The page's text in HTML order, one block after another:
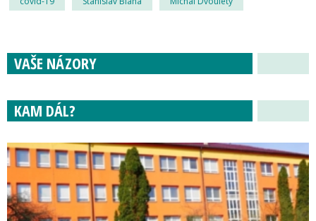
VAŠE NÁZORY
KAM DÁL?